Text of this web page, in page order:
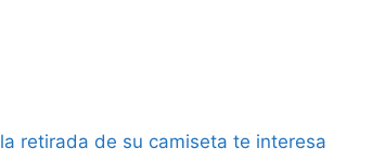
retirada de su camiseta te interesa